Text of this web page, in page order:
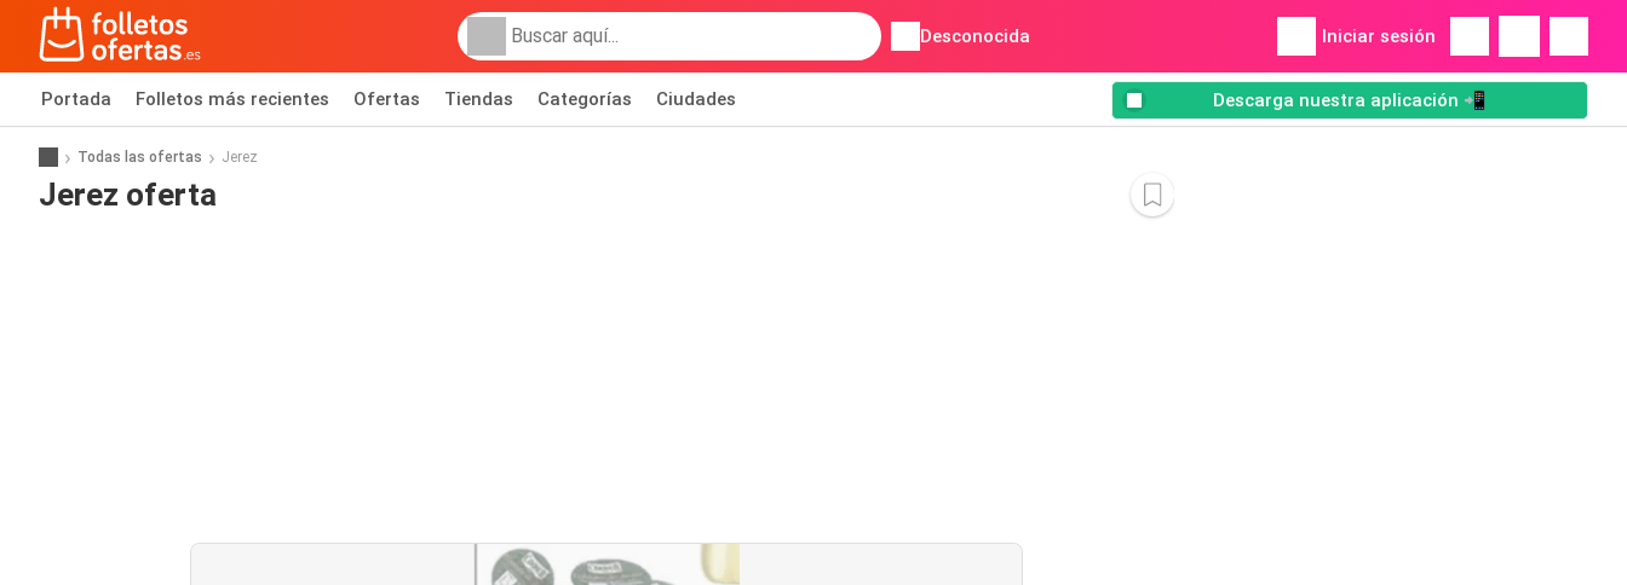
Desconocida Iniciar sesión
Portada Folletos más recientes Ofertas Tiendas Categorías Ciudades Descarga nuestra aplicación 📲
Todas las ofertas Jerez
Jerez oferta